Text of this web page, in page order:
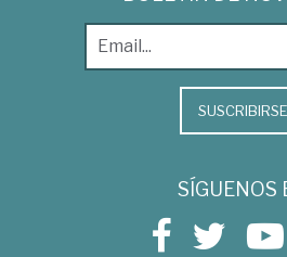
SUSCRIBIRSE
SÍGUENOS